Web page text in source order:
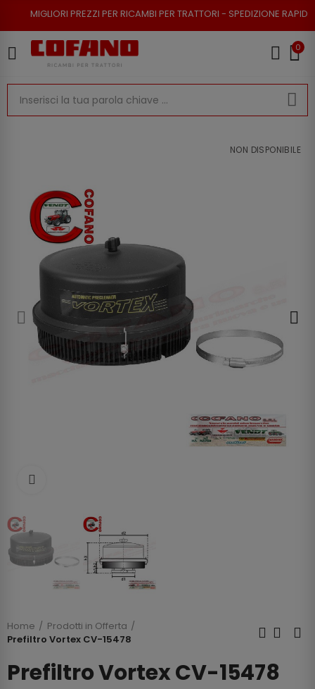
PREZZI PER RICAMBI PER TRATTORI - SPEDIZIONE RAPIDA - RESO
0
NON DISPONIBILE
Home
Prodotti in Offerta
Prefiltro Vortex CV-15478
Prefiltro Vortex CV-15478